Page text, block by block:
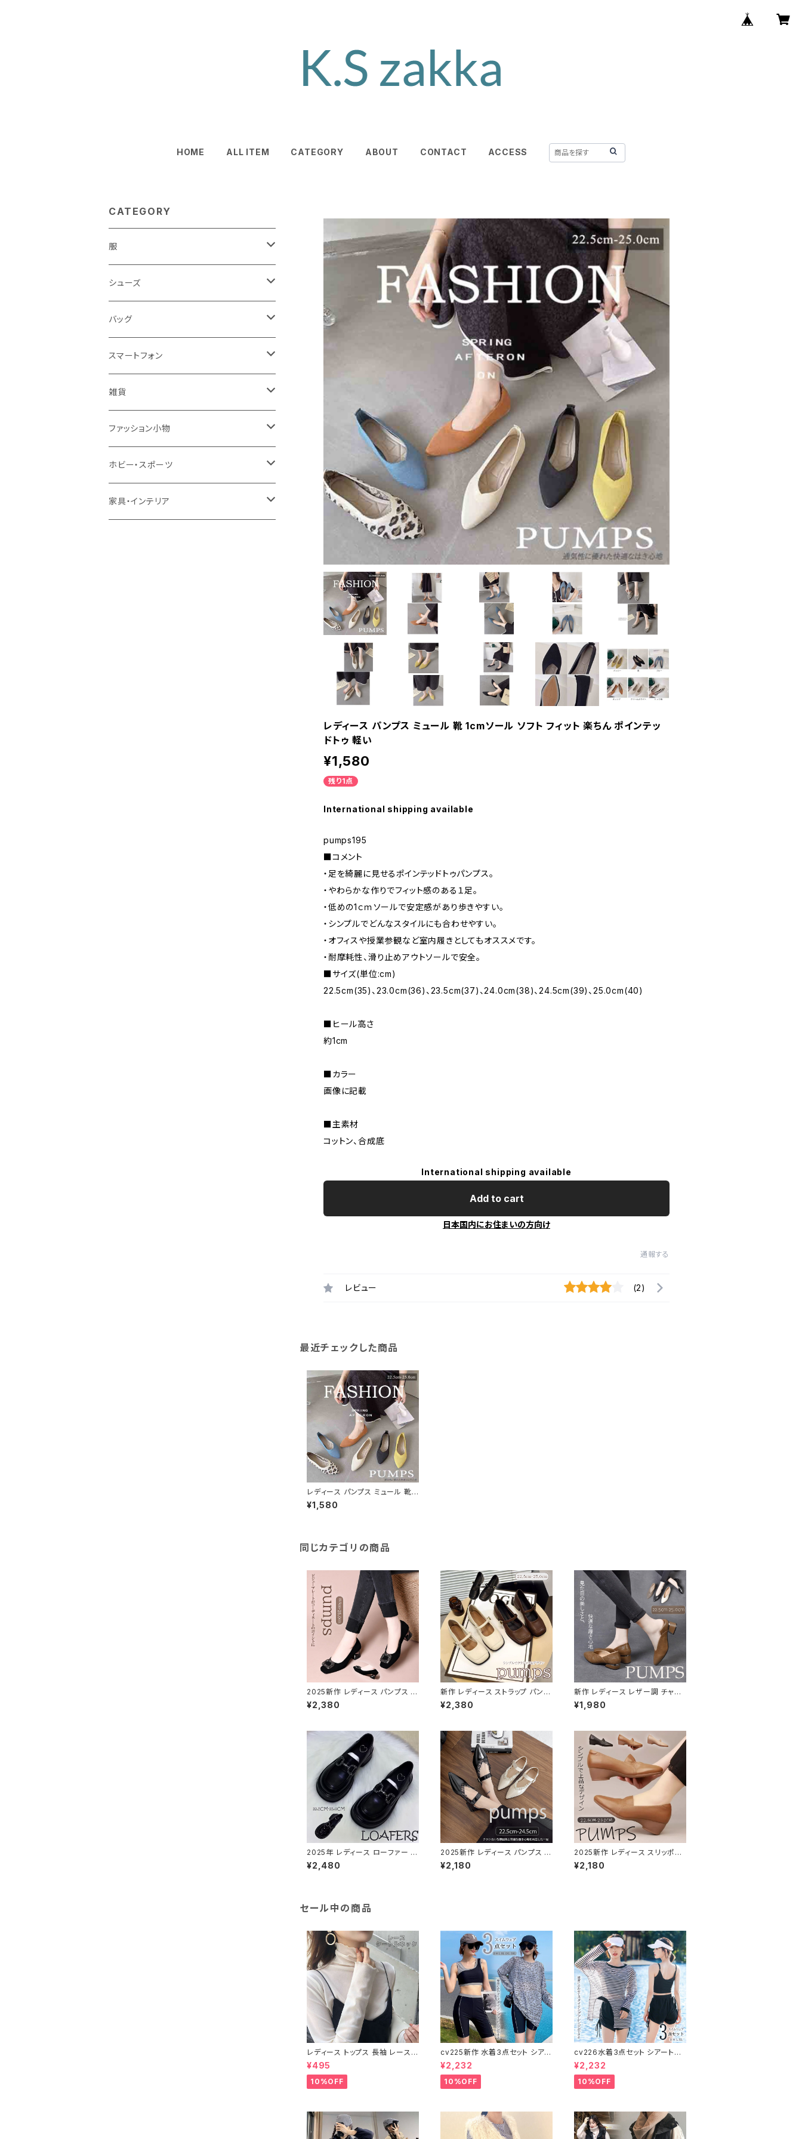
HOME ALL ITEM CATEGORY ABOUT CONTACT ACCESS
レディース パンプス ミュール 靴 1cmソール ソフト フィット 楽ちん ポインテッ
ドトゥ 軽い
¥1,580
残り1点
International shipping available
pumps195
■コメント
・足を綺麗に見せるポインテッドトゥパンプス。
・やわらかな作りでフィット感のある１足。
・低めの1ｃｍソールで安定感があり歩きやすい。
・シンプルでどんなスタイルにも合わせやすい。
・オフィスや授業参観など室内履きとしてもオススメです。
・耐摩耗性、滑り止めアウトソールで安全。
■サイズ(単位:cm)
22.5cm(35)、23.0cm(36)、23.5cm(37)、24.0cm(38)、24.5cm(39)、25.0cm(40)
■ヒール高さ
約1cm
■カラー
画像に記載
■主素材
コットン、合成底
International shipping available
Add to cart
日本国内にお住まいの方向け
通報する
レビュー (2)
最近チェックした商品
レディース パンプス ミュール 靴 1
cmソール ソフト フィット 楽ちん
ポインテッドトゥ 軽い
¥1,580
同じカテゴリの商品
2025新作 レディース パンプス 靴
スクエア ソフト フィット ビジュー
柔らかい きれいめ フラット
¥2,380
新作 レディース ストラップ パンプ
ス スクエアトゥお嬢様風 履きやす
い
¥2,380
新作 レディース レザー調 チャン
キーヒール パンプス ポインテッド
トゥ 柔らかい
¥1,980
2025年 レディース ローファー パ
ンプス 光沢 艶感 金具 厚底 黒 グ
リーン 美脚 脚長
¥2,480
2025新作 レディース パンプス レ
ース ストラップ パンプス スタイル
アップ 美脚 脚長
¥2,180
2025新作 レディース スリッポン
チャンキーヒール パンプス ポイン
テッドトゥ ギャザー
¥2,180
セール中の商品
レディース トップス 長袖 レース
タートルネック ファッション 4色
美ライン
¥495
10%OFF
cv225新作 水着3点セット シアー
トップス ラッシュガード 長袖 日焼
け防止 体型カバー
¥2,232
10%OFF
cv226水着3点セット シアートッ
プス ラッシュガード 長袖 日焼け
防止 体型カバー
¥2,232
10%OFF
CATEGORY
服
レディース
トップス
コート・ジャケット
水着・オーバーウェア
メンズ
バッグ
帽子
キッズ＆ベビー
浴衣
シューズ
レディース
サンダル
スニーカー
メンズ
サンダル
キッズ＆ベビー
バッグ
レディース
メンズ
キッズ＆ベビー
スマートフォン
アクセサリ
ケース・カバー
ケーブル・アダプター
ケース
スタント
フィルム
雑貨
ガラス
タオル
キーホルダー
ファッション小物
サングラス・眼鏡
手芸・ハンドメイド用品
ホビー・スポーツ
アウトドア・キャンプ・登山
家具・インテリア